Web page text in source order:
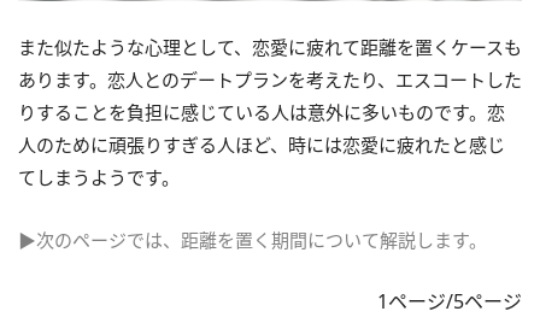
また似たような心理として、恋愛に疲れて距離を置くケースも
あります。恋人とのデートプランを考えたり、エスコートした
りすることを負担に感じている人は意外に多いものです。恋
人のために頑張りすぎる人ほど、時には恋愛に疲れたと感じ
てしまうようです。
▶次のページでは、距離を置く期間について解説します。
1ページ/5ページ